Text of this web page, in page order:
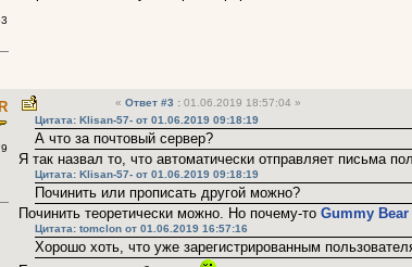
« Ответ #3 : 01.06.2019 18:57:04 »
Цитата: Klisan-57- от 01.06.2019 09:18:19
А что за почтовый сервер?
Я так назвал то, что автоматически отправляет письма
Цитата: Klisan-57- от 01.06.2019 09:18:19
Починить или прописать другой можно?
Починить теоретически можно. Но почему-то Gummy Bear
Цитата: tomclon от 01.06.2019 16:57:16
Хорошо хоть, что уже зарегистрированным